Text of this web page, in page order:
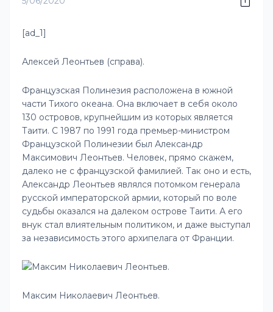
[ad_1]
Алексей Леонтьев (справа).
Французская Полинезия расположена в южной
части Тихого океана. Она включает в себя около
130 островов, крупнейшим из которых является
Таити. С 1987 по 1991 года премьер-министром
Французской Полинезии был Александр
Максимович Леонтьев. Человек, прямо скажем,
далеко не с французской фамилией. Так оно и есть,
Александр Леонтьев являлся потомком генерала
русской императорской армии, который по воле
судьбы оказался на далеком острове Таити. А его
внук стал влиятельным политиком, и даже выступал
за независимость этого архипелага от Франции.
Максим Николаевич Леонтьев.